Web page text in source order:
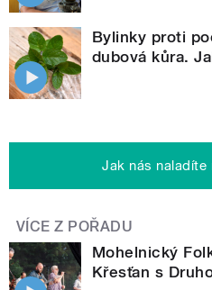
Bylinky proti
dubová kůra.
Jak nás naladíte
VÍCE Z POŘADU
Mohelnický
Křesťan s